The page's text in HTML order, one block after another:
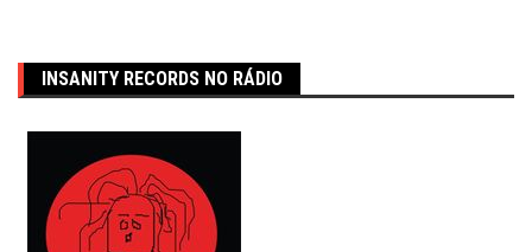
INSANITY RECORDS NO RÁDIO